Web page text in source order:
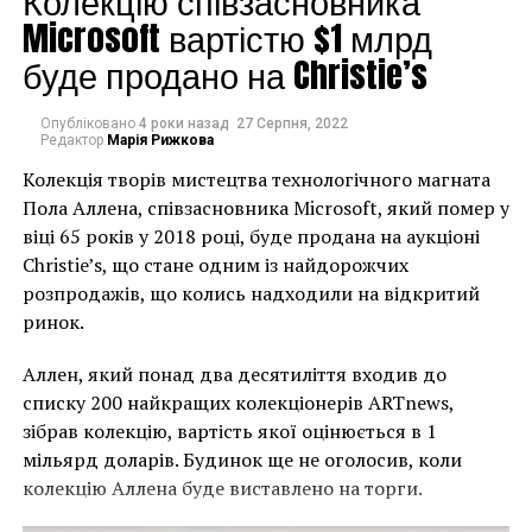
фотограф основал с Робертом Капом и другими.
Агентство, которому в этом году исполняется 70
лет, направлено на использование фотографий для
служения человечеству.
2. «Современное искусство» в аукционном доме
Swann Galleries, Нью-Йорк
Microsoft вартістю $1 млрд
буде продано на Christie’s
Опубліковано 4 роки назад 27 Серпня, 2022
Редактор Марія Рижкова
Колекція творів мистецтва технологічного магната
Пола Аллена, співзасновника Microsoft, який помер у
віці 65 років у 2018 році, буде продана на аукціоні
Christie’s, що стане одним із найдорожчих
розпродажів, що колись надходили на відкритий
ринок.
Аллен, який понад два десятиліття входив до
списку 200 найкращих колекціонерів ARTnews,
зібрав колекцію, вартість якої оцінюється в 1
мільярд доларів. Будинок ще не оголосив, коли
колекцію Аллена буде виставлено на торги.